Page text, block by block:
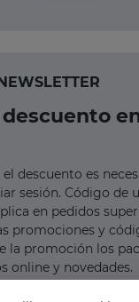
descuento
descuento es
sesión. Código de
en pedidos
promociones y
la promoción los
online y novedades.